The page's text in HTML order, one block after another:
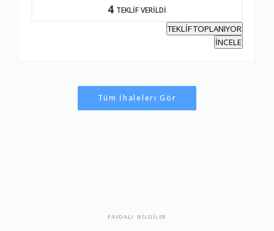
4 TEKLİF VERİLDİ
TEKLİF TOPLANIYOR
İNCELE
Tüm İhaleleri Gör
FAYDALI BİLGİLER